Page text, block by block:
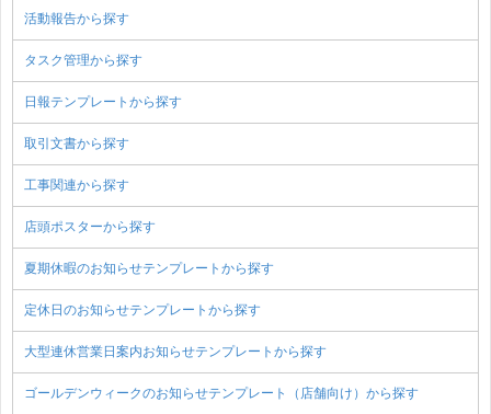
活動報告から探す
タスク管理から探す
日報テンプレートから探す
取引文書から探す
工事関連から探す
店頭ポスターから探す
夏期休暇のお知らせテンプレートから探す
定休日のお知らせテンプレートから探す
大型連休営業日案内お知らせテンプレートから探す
ゴールデンウィークのお知らせテンプレート（店舗向け）から探す